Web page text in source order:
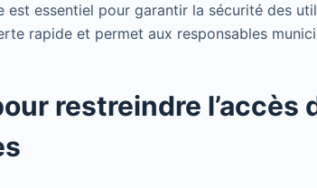
est essentiel pour garantir la sécurité des
rapide et permet aux responsables
restreindre l’accès